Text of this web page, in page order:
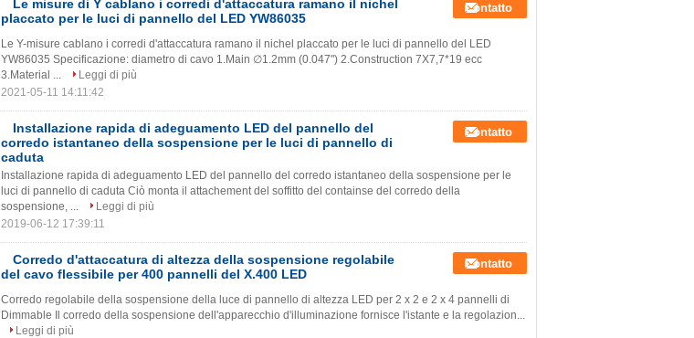
Le misure di Y cablano i corredi d'attaccatura ramano il nichel
placcato per le luci di pannello del LED YW86035
Contatto
Le Y-misure cablano i corredi d'attaccatura ramano il nichel placcato per le luci di pannello del LED
YW86035 Specificazione: diametro di cavo 1.Main ∅1.2mm (0.047") 2.Construction 7X7,7*19 ecc
3.Material ...
Leggi di più
2021-05-11 14:11:42
Installazione rapida di adeguamento LED del pannello del
corredo istantaneo della sospensione per le luci di pannello di
caduta
Contatto
Installazione rapida di adeguamento LED del pannello del corredo istantaneo della sospensione per le
luci di pannello di caduta Ciò monta il attachement del soffitto del containse del corredo della
sospensione, ...
Leggi di più
2019-06-12 17:39:11
Corredo d'attaccatura di altezza della sospensione regolabile
del cavo flessibile per 400 pannelli del X.400 LED
Contatto
Corredo regolabile della sospensione della luce di pannello di altezza LED per 2 x 2 e 2 x 4 pannelli di
Dimmable Il corredo della sospensione dell'apparecchio d'illuminazione fornisce l'istante e la regolazion...
Leggi di più